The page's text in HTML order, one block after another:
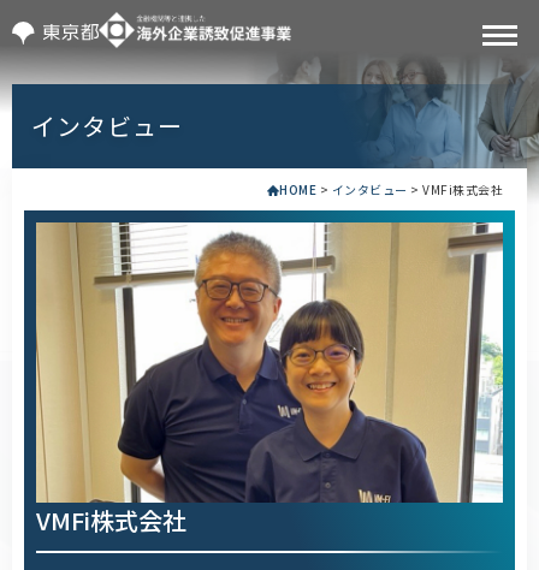
インタビュー
HOME > インタビュー > VMFi株式会社
VMFi株式会社